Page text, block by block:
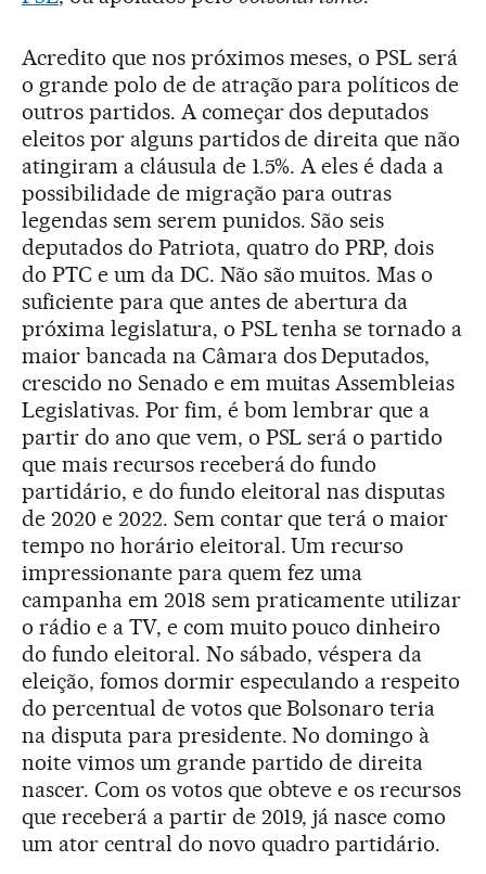
Acredito que nos próximos meses, o PSL será
o grande polo de de atração para políticos de
outros partidos. A começar dos deputados
eleitos por alguns partidos de direita que não
atingiram a cláusula de 1.5%. A eles é dada a
possibilidade de migração para outras
legendas sem serem punidos. São seis
deputados do Patriota, quatro do PRP, dois
do PTC e um da DC. Não são muitos. Mas o
suficiente para que antes de abertura da
próxima legislatura, o PSL tenha se tornado a
maior bancada na Câmara dos Deputados,
crescido no Senado e em muitas Assembleias
Legislativas. Por fim, é bom lembrar que a
partir do ano que vem, o PSL será o partido
que mais recursos receberá do fundo
partidário, e do fundo eleitoral nas disputas
de 2020 e 2022. Sem contar que terá o maior
tempo no horário eleitoral. Um recurso
impressionante para quem fez uma
campanha em 2018 sem praticamente utilizar
o rádio e a TV, e com muito pouco dinheiro
do fundo eleitoral. No sábado, véspera da
eleição, fomos dormir especulando a respeito
do percentual de votos que Bolsonaro teria
na disputa para presidente. No domingo à
noite vimos um grande partido de direita
nascer. Com os votos que obteve e os recursos
que receberá a partir de 2019, já nasce como
um ator central do novo quadro partidário.